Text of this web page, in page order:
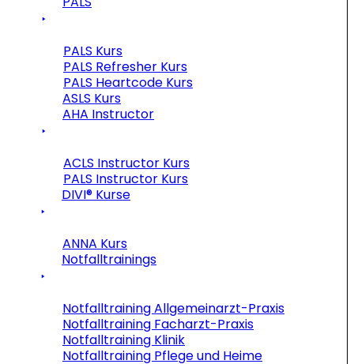
PALS
PALS Kurs
PALS Refresher Kurs
PALS Heartcode Kurs
ASLS Kurs
AHA Instructor
ACLS Instructor Kurs
PALS Instructor Kurs
DIVI® Kurse
ANNA Kurs
Notfalltrainings
Notfalltraining Allgemeinarzt-Praxis
Notfalltraining Facharzt-Praxis
Notfalltraining Klinik
Notfalltraining Pflege und Heime